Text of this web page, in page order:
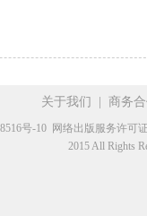
关于我们 商务
号-10 网络出版服务许可
2015 All Rights